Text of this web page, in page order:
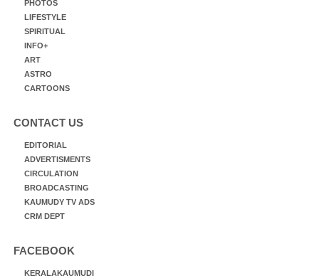
PHOTOS
LIFESTYLE
SPIRITUAL
INFO+
ART
ASTRO
CARTOONS
CONTACT US
EDITORIAL
ADVERTISMENTS
CIRCULATION
BROADCASTING
KAUMUDY TV ADS
CRM DEPT
FACEBOOK
KERALAKAUMUDI